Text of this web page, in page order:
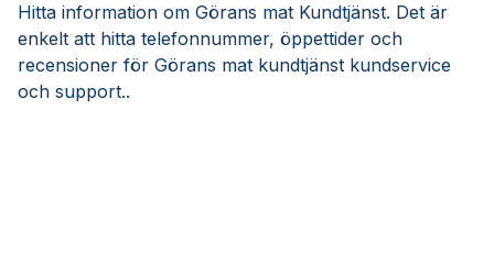
Hitta information om Görans mat Kundtjänst. Det är
enkelt att hitta telefonnummer, öppettider och
recensioner för Görans mat kundtjänst kundservice
och support..